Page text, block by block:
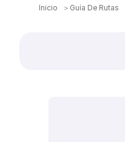
Inicio ＞ Guía De Rutas